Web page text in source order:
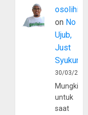
osolihin
on No
Ujub,
Just
Syukur
30/03/
Mungkin
untuk
saat